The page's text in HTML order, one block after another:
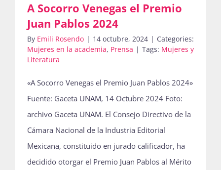
A Socorro Venegas el Premio
Juan Pablos 2024
By Emili Rosendo | 14 octubre, 2024 | Categories:
Mujeres en la academia, Prensa | Tags: Mujeres y
Literatura
«A Socorro Venegas el Premio Juan Pablos 2024»
Fuente: Gaceta UNAM, 14 Octubre 2024 Foto:
archivo Gaceta UNAM. El Consejo Directivo de la
Cámara Nacional de la Industria Editorial
Mexicana, constituido en jurado calificador, ha
decidido otorgar el Premio Juan Pablos al Mérito